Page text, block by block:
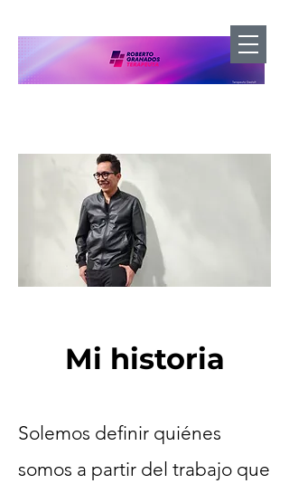
Mi historia
Solemos definir quiénes
somos a partir del trabajo que